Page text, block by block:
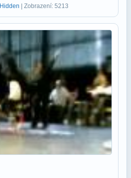
Hidden | Zobrazení: 5213